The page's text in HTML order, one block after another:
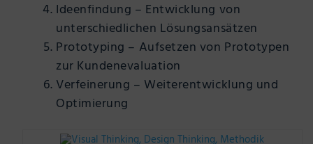
Ideenfindung – Entwicklung von
unterschiedlichen Lösungsansätzen
Prototyping – Aufsetzen von Prototypen
zur Kundenevaluation
Verfeinerung – Weiterentwicklung und
Optimierung